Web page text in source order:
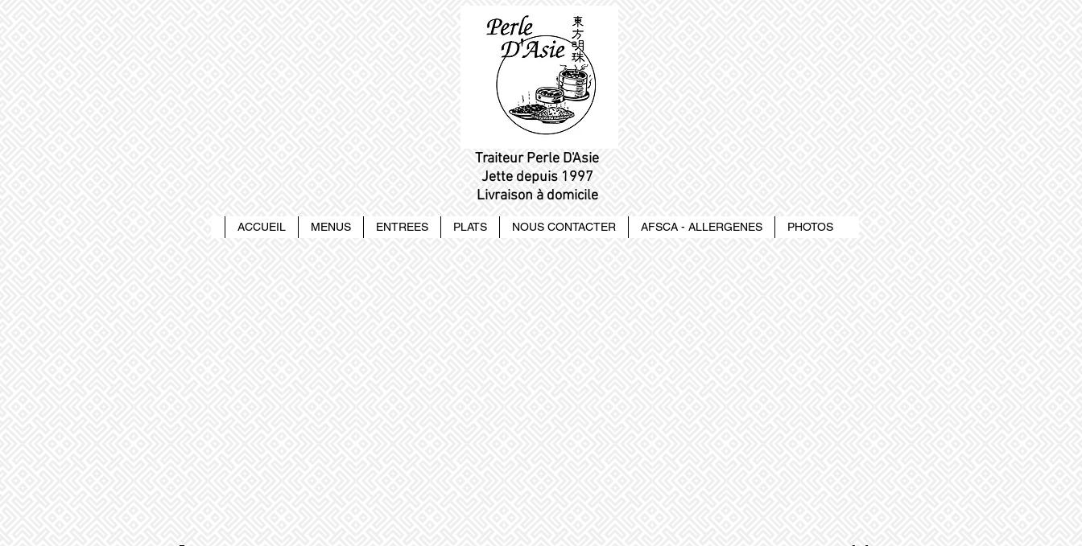
Traiteur Perle D'Asie
Jette depuis 1997
Livraison à domicile
ACCUEIL MENUS ENTREES PLATS NOUS CONTACTER AFSCA - ALLERGENES PHOTOS